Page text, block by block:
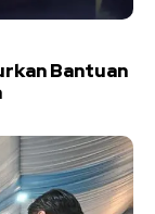
Bantuan